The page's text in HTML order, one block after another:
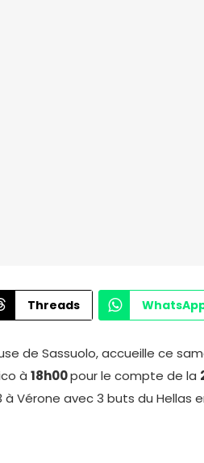
Threads
de Sassuolo, accueille ce
à 18h00pour le compte de la
Vérone avec 3 buts du Hellas